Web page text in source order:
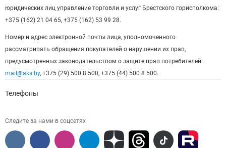
юридических лиц управление торговли и услуг Брестского горисполкома:
+375 (162) 21 04 65, +375 (162) 53 99 28.
Номер и адрес электронной почты лица, уполномоченного
рассматривать обращения покупателей о нарушении их прав,
предусмотренных законодательством о защите прав потребителей:
mail@aks.by, +375 (29) 500 8 500, +375 (44) 500 8 500.
Телефоны
Следите за нами в соцсетях